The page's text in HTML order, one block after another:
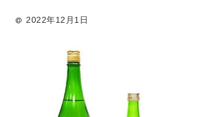
2022年12月1日